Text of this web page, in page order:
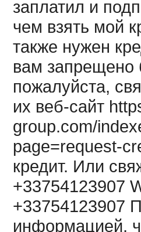
заплатил и
чем взять мой
также нужен
вам запрещено
пожалуйста,
их веб-сайт
group.com/
page=request-
кредит. Или
+33754123907
+33754123907
информацией,